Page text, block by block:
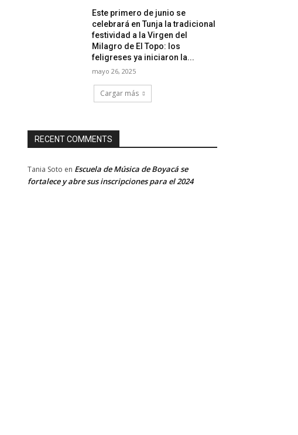
Este primero de junio se
celebrará en Tunja la tradicional
festividad a la Virgen del
Milagro de El Topo: los
feligreses ya iniciaron la...
mayo 26, 2025
Cargar más
RECENT COMMENTS
Tania Soto en Escuela de Música de Boyacá se
fortalece y abre sus inscripciones para el 2024